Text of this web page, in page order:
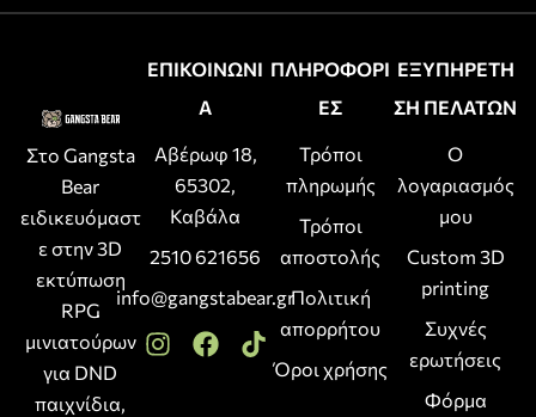
Στο Gangsta
Bear
ειδικευόμαστ
ε στην 3D
εκτύπωση
RPG
μινιατούρων
για DND
παιχνίδια,
ΕΠΙΚΟΙΝΩΝΙ
Α
Αβέρωφ 18,
65302,
Καβάλα
2510 621656
info@gangstabear.gr
ΠΛΗΡΟΦΟΡΙ
ΕΣ
Τρόποι
πληρωμής
Τρόποι
αποστολής
Πολιτική
απορρήτου
Όροι χρήσης
ΕΞΥΠΗΡΕΤΗ
ΣΗ ΠΕΛΑΤΩΝ
Ο
λογαριασμός
μου
Custom 3D
printing
Συχνές
ερωτήσεις
Φόρμα